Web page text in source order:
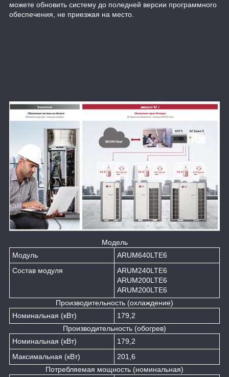
можете обновить систему до поледней версии программного
обеспечения, не приезжая на место.
Модель
Модуль
ARUM640LTE6
Состав модуля
ARUM240LTE6
ARUM200LTE6
ARUM200LTE6
Производительность (охлаждение)
Номинальная (кВт)
179,2
Производительность (обогрев)
Номинальная (кВт)
179,2
Максимальная (кВт)
201,6
Потребляемая мощность (номинальная)